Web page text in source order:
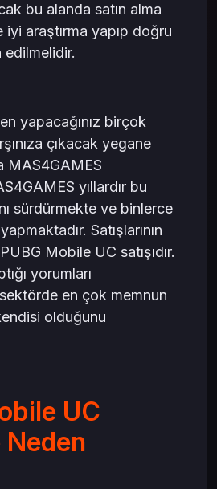
bu alanda satın alma
araştırma yapıp doğru
edilmelidir.
yapacağınız birçok
çıkacak yegane
MAS4GAMES
yıllardır bu
sürdürmekte ve binlerce
Satışlarının
Mobile UC satışıdır.
yorumları
en çok memnun
olduğunu
UC